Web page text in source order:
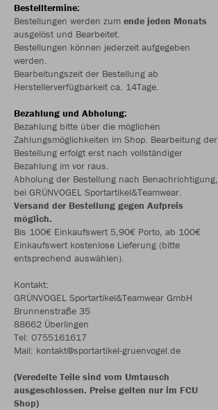
Bestelltermine:
Bestellungen werden zum ende jeden Monats
ausgelöst und Bearbeitet.
Bestellungen können jederzeit aufgegeben
werden.
Bearbeitungszeit der Bestellung ab
Herstellerverfügbarkeit ca. 14Tage.
Bezahlung und Abholung:
Bezahlung bitte über die möglichen
Zahlungsmöglichkeiten im Shop. Bearbeitung der
Bestellung erfolgt erst nach vollständiger
Bezahlung im vor raus.
Abholung der Bestellung nach Benachrichtigung,
bei GRÜNVOGEL Sportartikel&Teamwear.
Versand der Bestellung gegen Aufpreis
möglich.
Bis 100€ Einkaufswert 5,90€ Porto, ab 100€
Einkaufswert kostenlose Lieferung (bitte
entsprechend auswählen).
Kontakt:
GRÜNVOGEL Sportartikel&Teamwear GmbH
Brunnenstraße 35
88662 Überlingen
Tel: 0755161617
Mail: kontakt@sportartikel-gruenvogel.de
(Veredelte Teile sind vom Umtausch
ausgeschlossen. Preise gelten nur im FCU
Shop)